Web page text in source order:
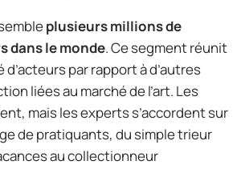
plusieurs millions de
dans le monde. Ce segment réunit
d’acteurs par rapport à d’autres
liées au marché de l’art. Les
mais les experts s’accordent sur
de pratiquants, du simple trieur
au collectionneur